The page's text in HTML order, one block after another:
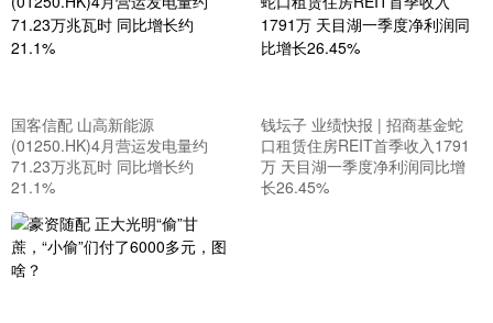
国客信配 山高新能源
(01250.HK)4月营运发电量约
71.23万兆瓦时 同比增长约
21.1%
钱坛子 业绩快报 | 招商基金蛇
口租赁住房REIT首季收入1791
万 天目湖一季度净利润同比增
长26.45%